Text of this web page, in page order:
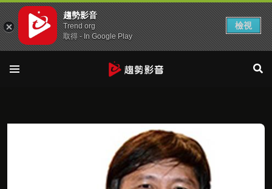
趨勢影音
Trend org
取得 - In Google Play
檢視